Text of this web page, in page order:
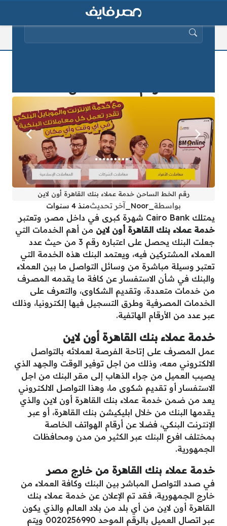
رقم الخط الساحن خدمة عملاء بنك القاهرة أون لاين
بواسطة آخر تحديثمنذ 4 سنوات
يمتلك Cairo Bank شهرة كبرى في داخل مصر، وتعتبر
خدمة عملاء بنك القاهرة أون لاين من أهم الخدمات التي
جعلت البنك يحصل على اعتباره رقم 3 من حيث عدد
العملاء المشتركين فيه، ويعتمد البنك هذه الخدمة التي
تعتبر وسيلة مباشرة من وسائل التواصل ما بين العملاء
والبنك في شأن الاستفسار عن كافة ما يقدمه المصرف
من خدمات متعددة، وتقديم الشكاوى، والتعرف على
الخدمات المصرفية وطرق التسجيل فيها إلكترونيا، وذلك
عبر عدد من الأرقام الهاتفية.
خدمة عملاء بنك القاهرة أون لاين
عمل المصرف على إتاحة الفرصة لعملائه بالتواصل
الالكتروني معه، وذلك من اجل توفير الوقت والجهد الذي
يصيب العميل من جراء الذهاب إلى مقر البنك من اجل
الاستفسار أو تقديم شكوى ما، وهذا التواصل الالكتروني
يعد من ضمن خدمة عملاء بنك القاهرة أون لاين والذي
يقدمها البنك من خلال ابليكيشن بنك القاهرة، أو عبر
الإنترنت البنكي، فضلا عن أرقام الهواتف الخاصة
بمختلف افرع البنك عبر الكثير من مدن ومحافظات
الجمهورية.
خدمة عملاء بنك القاهرة من خارج مصر
في صدد التواصل المباشر بين البنك وكافة العملاء من
خارج الجمهورية، فقد تم الإعلان عن خدمة عملاء بنك
القاهرة أون لاين من أي بلد من بلاد العالم والذي يكون
عبر اتصال العميل بالرقم الموحد 0020256990 ويتم
البحث عن: